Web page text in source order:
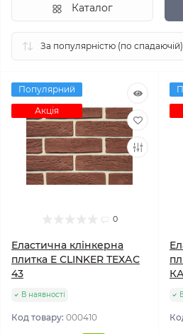
Каталог
Популярний
Акція
0
Еластична клінкерна
плитка E СLINKER ТЕХАС
43
В наявності
Код товару: 000410